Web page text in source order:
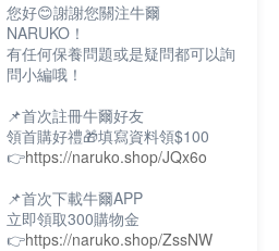
您好😊謝謝您關注牛爾
NARUKO！
有任何保養問題或是疑問都可以詢
問小編哦！
📌首次註冊牛爾好友
領首購好禮🎁填寫資料領$100
👉https://naruko.shop/JQx6o
📌首次下載牛爾APP
立即領取300購物金
👉https://naruko.shop/ZssNW